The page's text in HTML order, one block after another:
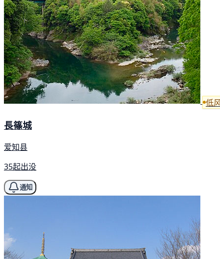
低
長篠城
爱知县
35起出没
通知